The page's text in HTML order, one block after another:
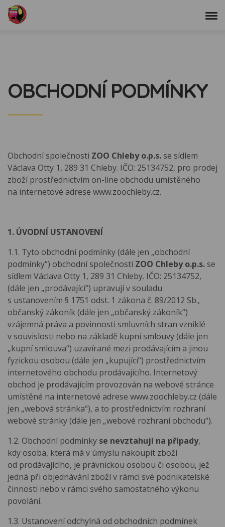
OBCHODNÍ PODMÍNKY
Obchodní společnosti ZOO Chleby o.p.s. se sídlem
Václava Otty 1, 289 31 Chleby. IČO: 25134752, pro prodej
zboží prostřednictvím on-line obchodu umístěného
na internetové adrese www.zoochleby.cz.
1. ÚVODNÍ USTANOVENÍ
1.1. Tyto obchodní podmínky (dále jen „obchodní
podmínky“) obchodní společnosti ZOO Chleby o.p.s. se
sídlem Václava Otty 1, 289 31 Chleby. IČO: 25134752,
(dále jen „prodávající“) upravují v souladu
s ustanovením § 1751 odst. 1 zákona č. 89/2012 Sb.,
občanský zákoník (dále jen „občanský zákoník“)
vzájemná práva a povinnosti smluvních stran vzniklé
v souvislosti nebo na základě kupní smlouvy (dále jen
„kupní smlouva“) uzavírané mezi prodávajícím a jinou
fyzickou osobou (dále jen „kupující“) prostřednictvím
internetového obchodu prodávajícího. Internetový
obchod je prodávajícím provozován na webové stránce
umístěné na internetové adrese www.zoochleby.cz (dále
jen „webová stránka“), a to prostřednictvím rozhraní
webové stránky (dále jen „webové rozhraní obchodu“).
1.2. Obchodní podmínky se nevztahují na případy,
kdy osoba, která má v úmyslu nakoupit zboží
od prodávajícího, je právnickou osobou či osobou, jež
jedná při objednávání zboží v rámci své podnikatelské
činnosti nebo v rámci svého samostatného výkonu
povolání.
1.3. Ustanovení odchylná od obchodních podmínek